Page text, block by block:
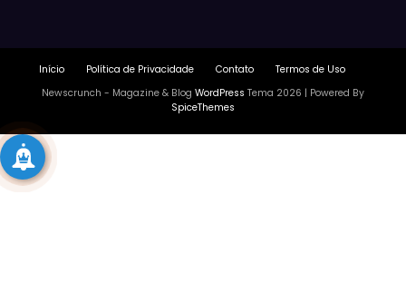
Início Política de Privacidade Contato
Termos de Uso
Newscrunch - Magazine & Blog WordPress Tema 2026 | Powered By
SpiceThemes